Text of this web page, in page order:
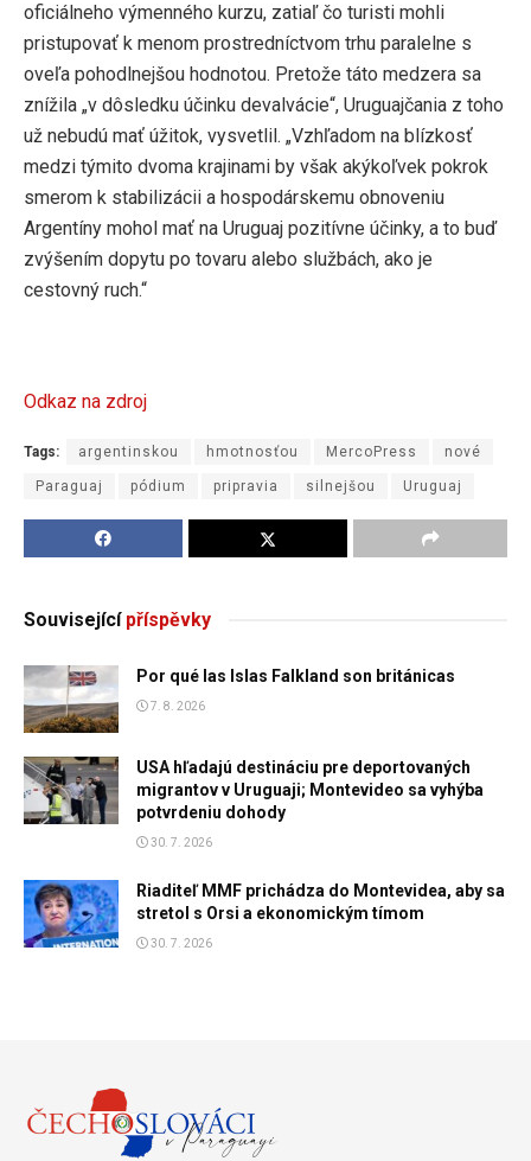
oficiálneho výmenného kurzu, zatiaľ čo turisti mohli
pristupovať k menom prostredníctvom trhu paralelne s
oveľa pohodlnejšou hodnotou. Pretože táto medzera sa
znížila „v dôsledku účinku devalvácie“, Uruguajčania z toho
už nebudú mať úžitok, vysvetlil. „Vzhľadom na blízkosť
medzi týmito dvoma krajinami by však akýkoľvek pokrok
smerom k stabilizácii a hospodárskemu obnoveniu
Argentíny mohol mať na Uruguaj pozitívne účinky, a to buď
zvýšením dopytu po tovaru alebo službách, ako je
cestovný ruch.“
Odkaz na zdroj
Tags: argentinskou hmotnosťou MercoPress nové
Paraguaj pódium pripravia silnejšou Uruguaj
Souvisejícípříspěvky
Por qué las Islas Falkland son británicas
7. 8. 2026
USA hľadajú destináciu pre deportovaných
migrantov v Uruguaji; Montevideo sa vyhýba
potvrdeniu dohody
30. 7. 2026
Riaditeľ MMF prichádza do Montevidea, aby sa
stretol s Orsi a ekonomickým tímom
30. 7. 2026